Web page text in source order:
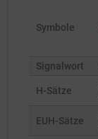
Symbole
Signalwort
H-Sätze
EUH-Sätze